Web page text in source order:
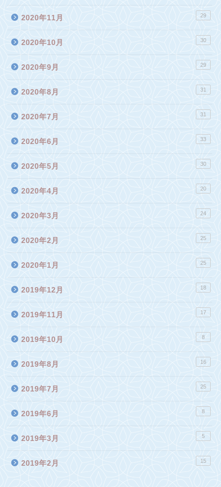
2020年11月 29
2020年10月 30
2020年9月 29
2020年8月 31
2020年7月 31
2020年6月 33
2020年5月 30
2020年4月 20
2020年3月 24
2020年2月 25
2020年1月 25
2019年12月 18
2019年11月 17
2019年10月 8
2019年8月 16
2019年7月 25
2019年6月 8
2019年3月 5
2019年2月 15